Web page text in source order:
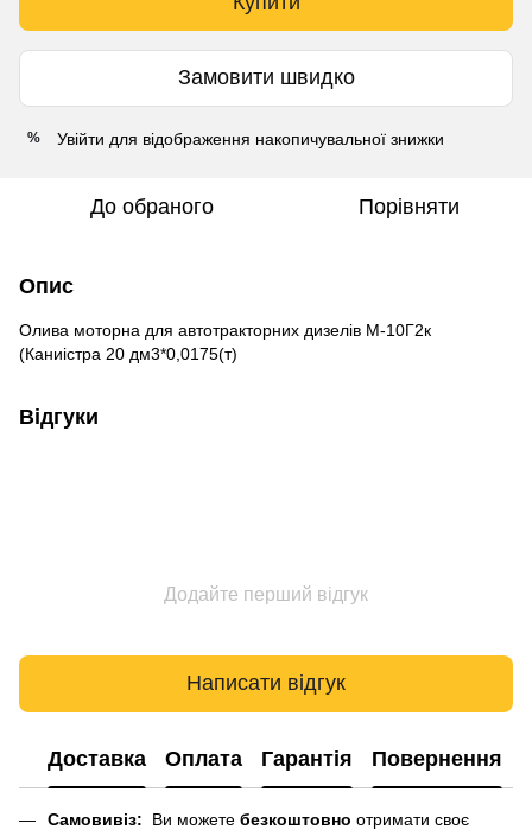
Замовити швидко
% Увійти для відображення накопичувальної знижки
До обраного Порівняти
Опис
Олива моторна для автотракторних дизелів М-10Г2к
(Каниістра 20 дм3*0,0175(т)
Відгуки
Додайте перший відгук
Написати відгук
Доставка Оплата Гарантія Повернення
Самовивіз: Ви можете безкоштовно отримати своє